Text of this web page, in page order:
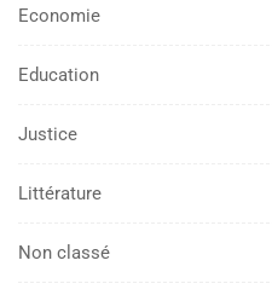
Economie
Education
Justice
Littérature
Non classé